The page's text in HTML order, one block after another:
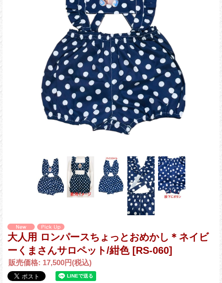
大人用 ロンパースちょっとおめかし＊ネイビ
ーくまさんサロペット/紺色 [RS-060]
販売価格: 17,500円(税込)